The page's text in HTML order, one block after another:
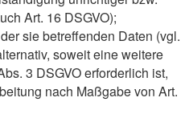
Art. 16 DSGVO);
sie betreffenden Daten (vgl.
soweit eine weitere
3 DSGVO erforderlich ist,
nach Maßgabe von Art.